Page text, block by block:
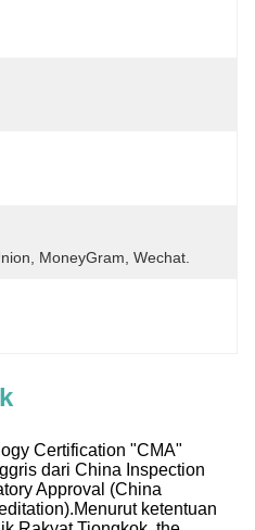
MoneyGram, Wechat.
Certification "CMA"
dari China Inspection
Approval (China
ketentuan